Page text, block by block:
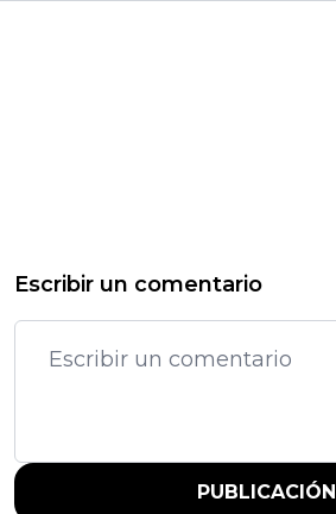
Escribir un comentario
PUBLICACIÓN